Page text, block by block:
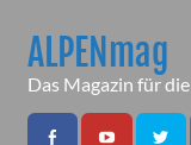
contentALPENmag
Das Magazin für